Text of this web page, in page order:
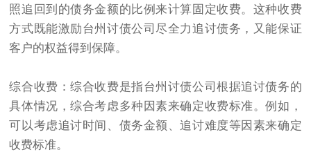
照追回到的债务金额的比例来计算固定收费。这种收费
方式既能激励台州讨债公司尽全力追讨债务，又能保证
客户的权益得到保障。
综合收费：综合收费是指台州讨债公司根据追讨债务的
具体情况，综合考虑多种因素来确定收费标准。例如，
可以考虑追讨时间、债务金额、追讨难度等因素来确定
收费标准。